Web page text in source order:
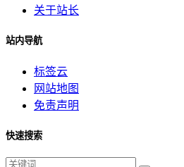
关于站长
站内导航
标签云
网站地图
免责声明
快速搜索